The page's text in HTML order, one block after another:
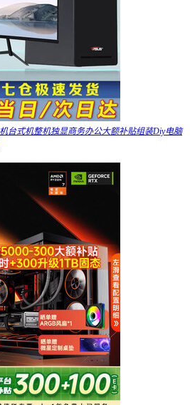
台式机整机独显商务办公大额补贴组装Diy电脑